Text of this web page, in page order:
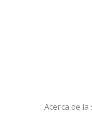
Acerca de